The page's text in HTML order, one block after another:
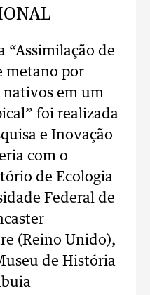
“Assimilação de
metano por
nativos em um
foi realizada
e Inovação
com o
de Ecologia
Federal de
(Reino Unido),
de História